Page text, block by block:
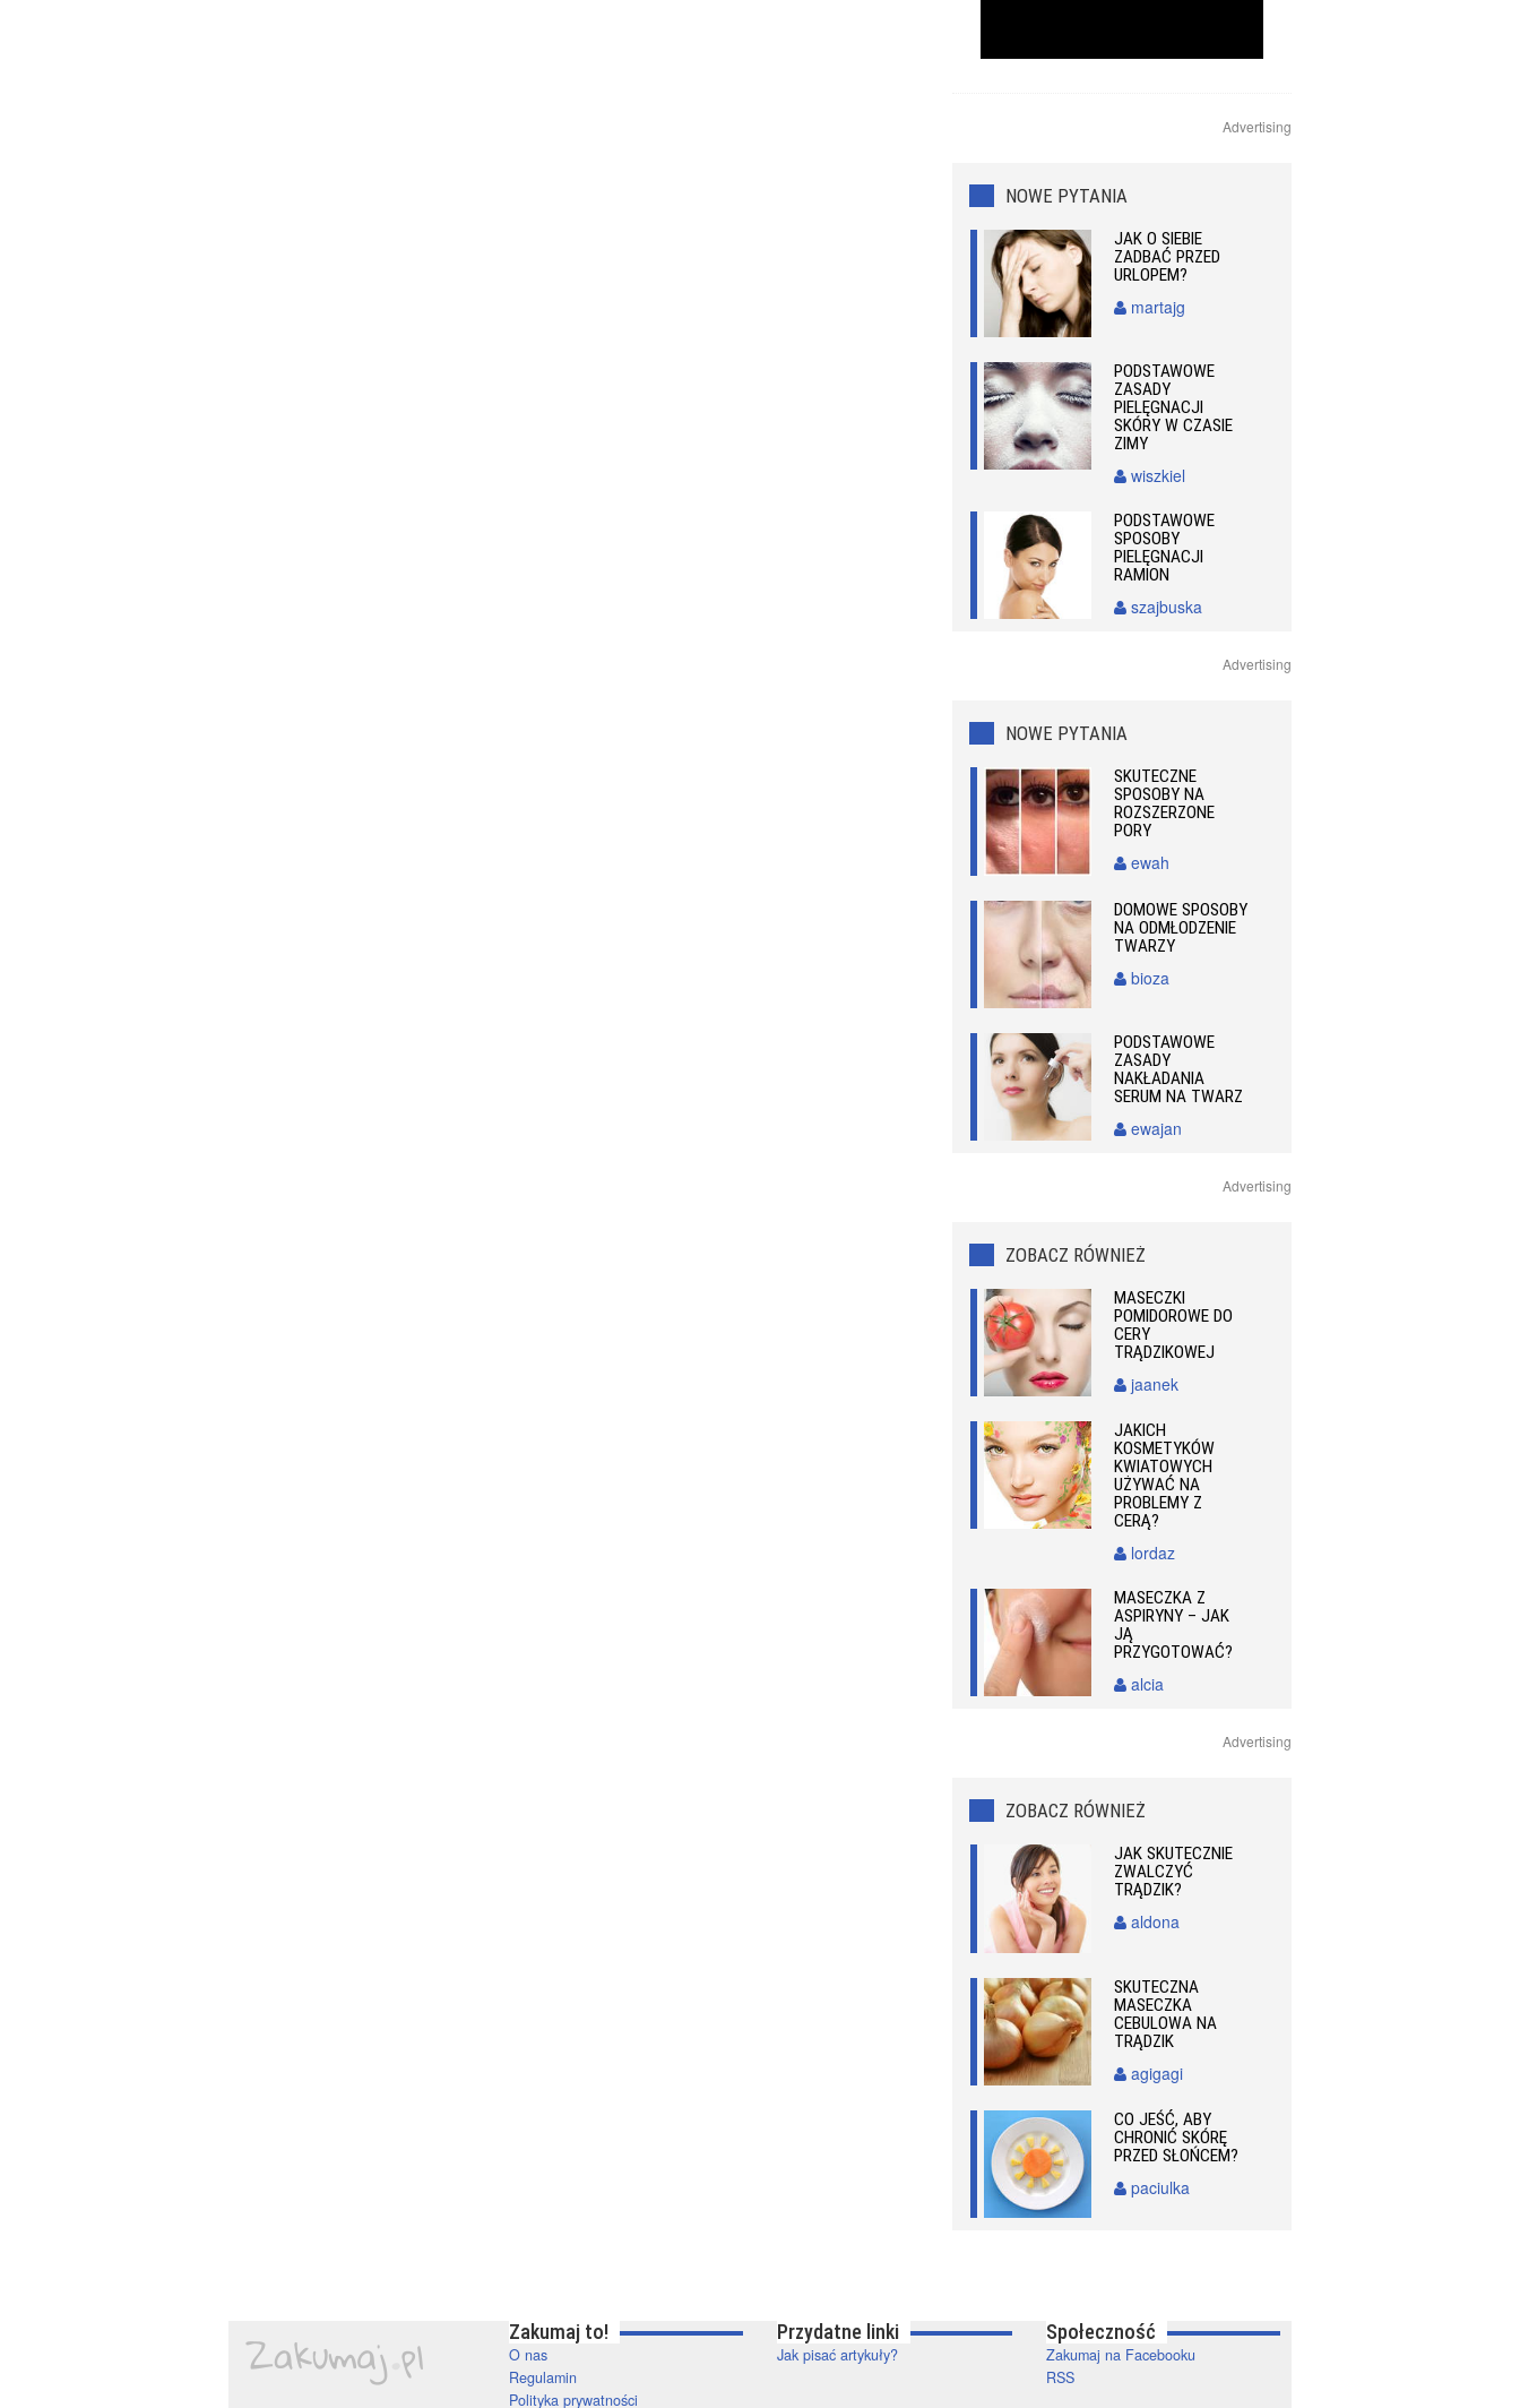
Advertising
NOWE PYTANIA
JAK O SIEBIE
ZADBAĆ PRZED
URLOPEM?
martajg
PODSTAWOWE
ZASADY
PIELĘGNACJI
SKÓRY W CZASIE
ZIMY
wiszkiel
PODSTAWOWE
SPOSOBY
PIELĘGNACJI
RAMION
szajbuska
Advertising
NOWE PYTANIA
SKUTECZNE
SPOSOBY NA
ROZSZERZONE
PORY
ewah
DOMOWE SPOSOBY
NA ODMŁODZENIE
TWARZY
bioza
PODSTAWOWE
ZASADY
NAKŁADANIA
SERUM NA TWARZ
ewajan
Advertising
ZOBACZ RÓWNIEŻ
MASECZKI
POMIDOROWE DO
CERY
TRĄDZIKOWEJ
jaanek
JAKICH
KOSMETYKÓW
KWIATOWYCH
UŻYWAĆ NA
PROBLEMY Z
CERĄ?
lordaz
MASECZKA Z
ASPIRYNY – JAK
JĄ
PRZYGOTOWAĆ?
alcia
Advertising
ZOBACZ RÓWNIEŻ
JAK SKUTECZNIE
ZWALCZYĆ
TRĄDZIK?
aldona
SKUTECZNA
MASECZKA
CEBULOWA NA
TRĄDZIK
agigagi
CO JEŚĆ, ABY
CHRONIĆ SKÓRĘ
PRZED SŁOŃCEM?
paciulka
Zakumaj to!
O nas
Regulamin
Polityka prywatności
Przydatne linki
Jak pisać artykuły?
Społeczność
Zakumaj na Facebooku
RSS